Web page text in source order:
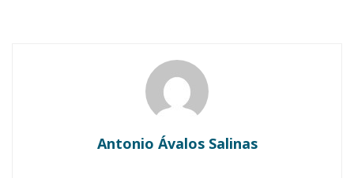
Ahuacatlán celebrá el día de Reyes con rosca y
Buena tarde taurina en Ahuacatlán
Antonio Ávalos Salinas